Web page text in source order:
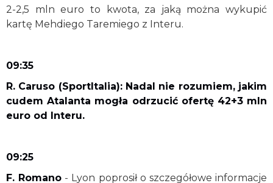
2-2,5 mln euro to kwota, za jaką można wykupić
kartę Mehdiego Taremiego z Interu.
09:35
R. Caruso (SportItalia): Nadal nie rozumiem, jakim
cudem Atalanta mogła odrzucić ofertę 42+3 mln
euro od Interu.
09:25
F. Romano - Lyon poprosił o szczegółowe informacje